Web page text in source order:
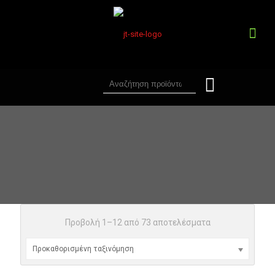
Προβολή 1–12 από 73 αποτελέσματα